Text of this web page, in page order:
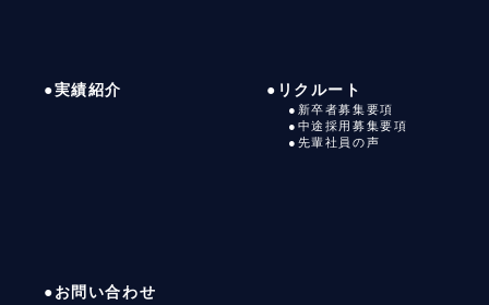
●実績紹介 ●リクルート
●新卒者募集要項
●中途採用募集要項
●先輩社員の声
●お問い合わせ